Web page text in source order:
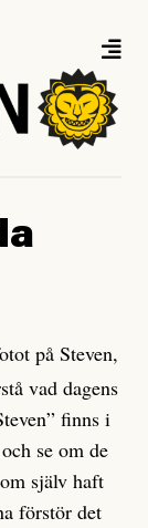
på Steven,
vad dagens
finns i
se om de
själv haft
förstör det